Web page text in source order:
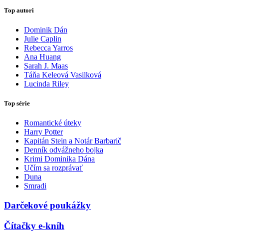
Top autori
Dominik Dán
Julie Caplin
Rebecca Yarros
Ana Huang
Sarah J. Maas
Táňa Keleová Vasilková
Lucinda Riley
Top série
Romantické úteky
Harry Potter
Kapitán Stein a Notár Barbarič
Denník odvážneho bojka
Krimi Dominika Dána
Učím sa rozprávať
Duna
Smradi
Darčekové poukážky
Čítačky e-kníh